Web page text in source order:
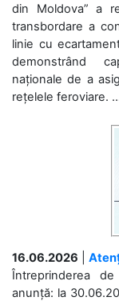
din Moldova” a
transbordare a
linie cu
demonstrând
naționale de a
rețelele feroviare.
16.06.2026
Întreprinderea
anunță: la